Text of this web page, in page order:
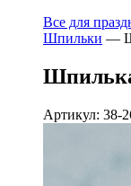
Все для
Шпильки —
Артикул: 38-